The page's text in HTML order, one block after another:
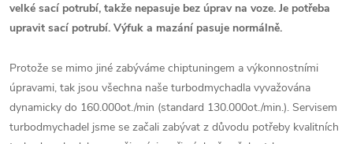
velké sací potrubí, takže nepasuje bez úprav na voze. Je potřeba
upravit sací potrubí. Výfuk a mazání pasuje normálně.
Protože se mimo jiné zabýváme chiptuningem a výkonnostními
úpravami, tak jsou všechna naše turbodmychadla vyvažována
dynamicky do 160.000ot./min (standard 130.000ot./min.). Servisem
turbodmychadel jsme se začali zabývat z důvodu potřeby kvalitních